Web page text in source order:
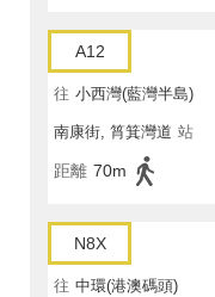
A12
往 小西灣(藍灣半島)
南康街, 筲箕灣道 站
距離 70m
N8X
往 中環(港澳碼頭)